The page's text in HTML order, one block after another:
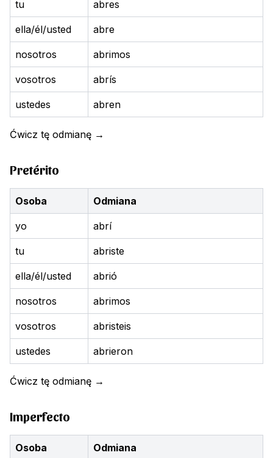
tu abres
ella/él/usted abre
nosotros abrimos
vosotros abrís
ustedes abren
Ćwicz tę odmianę →
Pretérito
Osoba Odmiana
yo abrí
tu abriste
ella/él/usted abrió
nosotros abrimos
vosotros abristeis
ustedes abrieron
Ćwicz tę odmianę →
Imperfecto
Osoba Odmiana